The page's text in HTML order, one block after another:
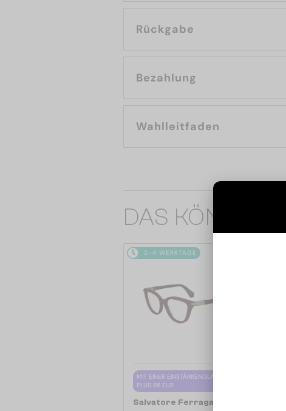
Rückgabe
Bezahlung
Wahlleitfaden
DAS KÖNNTE
2-4 WERKTAGE
MIT EINER EINSTÄRKENGLASLINSE
PLUS 65 EUR
Salvatore Ferragamo